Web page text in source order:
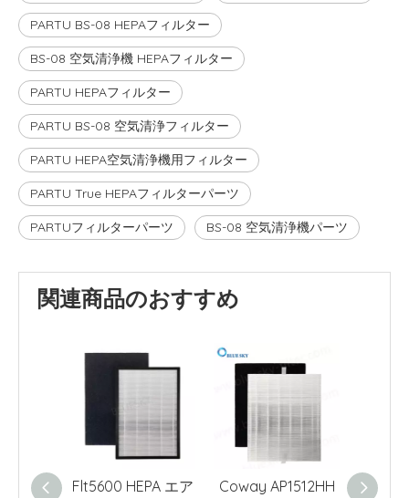
PARTU BS-08 HEPAフィルター
BS-08 空気清浄機 HEPAフィルター
PARTU HEPAフィルター
PARTU BS-08 空気清浄フィルター
PARTU HEPA空気清浄機用フィルター
PARTU True HEPAフィルターパーツ
PARTUフィルターパーツ BS-08 空気清浄機パーツ
関連商品のおすすめ
Flt5600 HEPA エア
Coway AP1512HH